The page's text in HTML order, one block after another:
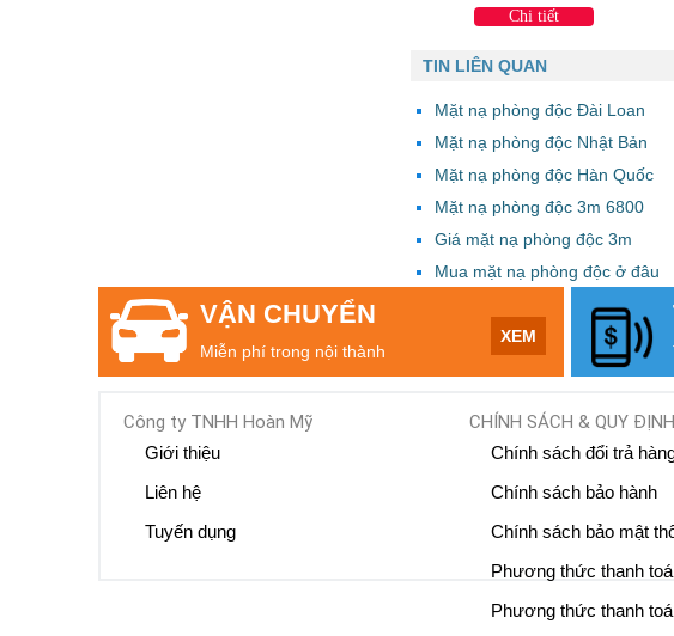
Chi tiết
TIN LIÊN QUAN
Mặt nạ phòng độc Đài Loan
Mặt nạ phòng độc Nhật Bản
Mặt nạ phòng độc Hàn Quốc
Mặt nạ phòng độc 3m 6800
Giá mặt nạ phòng độc 3m
Mua mặt nạ phòng độc ở đâu
VẬN CHUYỂN
Miễn phí trong nội thành
XEM
Công ty TNHH Hoàn Mỹ
Giới thiệu
Liên hệ
Tuyến dụng
CHÍNH SÁCH & QUY ĐỊNH
Chính sách đổi trả
Chính sách bảo hành
Chính sách bảo mật
Phương thức thanh
Phương thức thanh